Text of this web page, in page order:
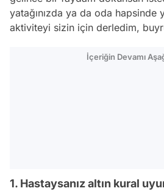
yatağınızda ya da oda hapsinde
aktiviteyi sizin için derledim,
İçeriğin Devamı
1. Hastaysanız altın kural